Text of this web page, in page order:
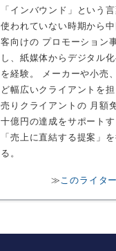
「インバウンド」という
使われていない時期から
客向けの プロモーション
し、紙媒体からデジタル
を経験。 メーカーや小売
ど幅広いクライアントを
売りクライアントの 月額
十億円の達成をサポートす
「売上に直結する提案」
る。
≫ このライタ